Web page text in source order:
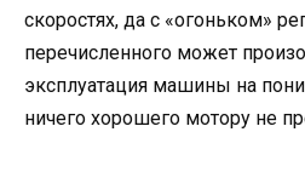
скоростях, да с «огоньком»
перечисленного может
эксплуатация машины на
ничего хорошего мотору не